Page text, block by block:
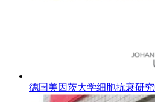
德国美因茨大学细胞抗衰研